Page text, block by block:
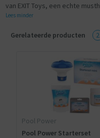
van EXIT Toys, een echte
Lees minder
Gerelateerde producten 2
Pool Power
Pool Power Starterset